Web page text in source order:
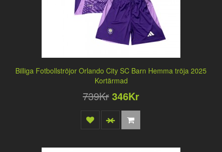
Billiga Fotbollströjor Orlando City SC Barn Hemma tröja 2025
Kortärmad
739Kr 346Kr